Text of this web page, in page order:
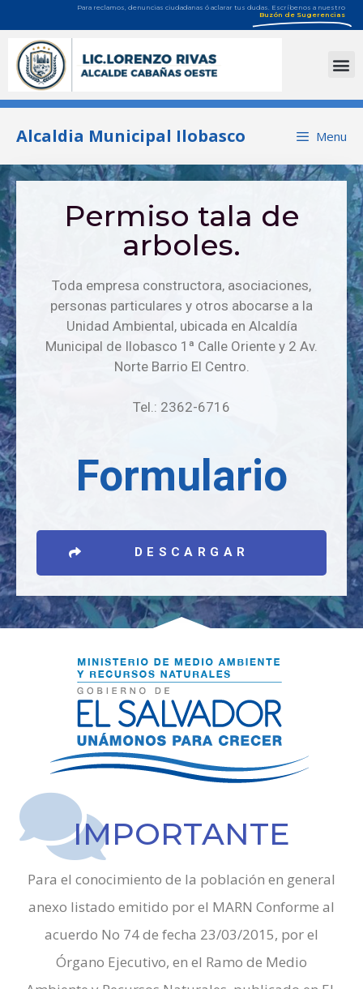
Para reclamos, denuncias ciudadanas ó aclarar tus dudas. Escríbenos a nuestro
Buzón de Sugerencias
Alcaldia Municipal Ilobasco Menu
Permiso tala de
arboles.
Toda empresa constructora, asociaciones,
personas particulares y otros abocarse a la
Unidad Ambiental, ubicada en Alcaldía
Municipal de Ilobasco 1ª Calle Oriente y 2 Av.
Norte Barrio El Centro.
Tel.: 2362-6716
Formulario
DESCARGAR
IMPORTANTE
Para el conocimiento de la población en general
anexo listado emitido por el MARN Conforme al
acuerdo No 74 de fecha 23/03/2015, por el
Órgano Ejecutivo, en el Ramo de Medio